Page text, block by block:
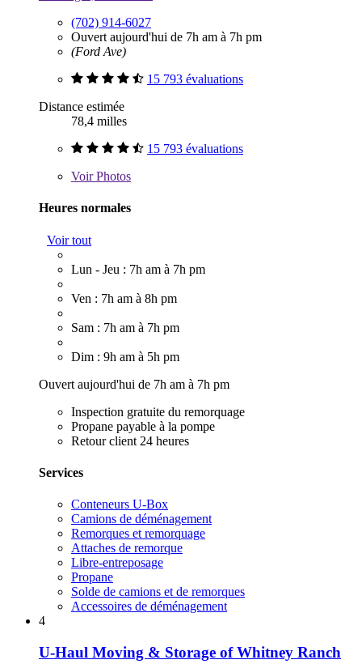
(702) 914-6027
Ouvert aujourd'hui de 7h am à 7h pm
(Ford Ave)
15 793 évaluations
Distance estimée
78,4 milles
15 793 évaluations
VoirPhotos
Heures normales
Voir tout
Lun - Jeu : 7h am à 7h pm
Ven : 7h am à 8h pm
Sam : 7h am à 7h pm
Dim : 9h am à 5h pm
Ouvert aujourd'hui de 7h am à 7h pm
Inspection gratuite du remorquage
Propane payable à la pompe
Retour client 24 heures
Services
Conteneurs U-Box
Camions de déménagement
Remorques et remorquage
Attaches de remorque
Libre-entreposage
Propane
Solde de camions et de remorques
Accessoires de déménagement
4
U-Haul Moving & Storage of Whitney Ranch